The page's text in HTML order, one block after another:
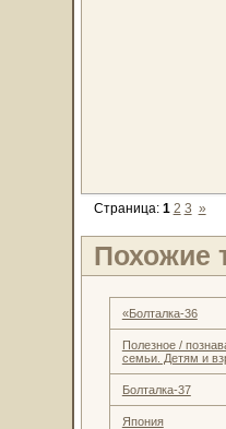
Страница: 1 2 3 »
Похожие
«Болталка-36
Полезное /
семьи. Детям и
Болталка-37
Япония